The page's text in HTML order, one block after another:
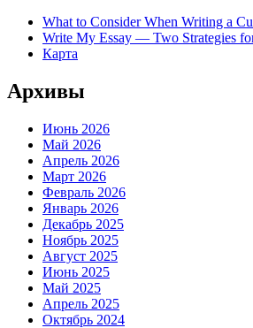
What to Consider When Writing a
Write My Essay — Two Strategies
Карта
Архивы
Июнь 2026
Май 2026
Апрель 2026
Март 2026
Февраль 2026
Январь 2026
Декабрь 2025
Ноябрь 2025
Август 2025
Июнь 2025
Май 2025
Апрель 2025
Октябрь 2024